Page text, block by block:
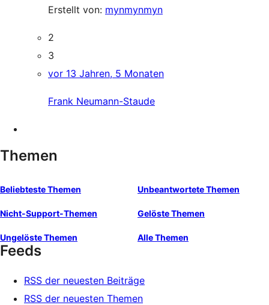
Erstellt von: mynmynmyn
2
3
vor 13 Jahren, 5 Monaten
Frank Neumann-Staude
Themen
Beliebteste Themen Unbeantwortete Themen
Nicht-Support-Themen Gelöste Themen
Ungelöste Themen Alle Themen
Feeds
RSS der neuesten Beiträge
RSS der neuesten Themen